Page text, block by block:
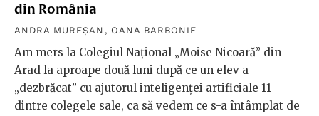
din România
ANDRA MUREȘAN , OANA BARBONIE
Am mers la Colegiul Național „Moise Nicoară” din
Arad la aproape două luni după ce un elev a
„dezbrăcat” cu ajutorul inteligenței artificiale 11
dintre colegele sale, ca să vedem ce s-a întâmplat de